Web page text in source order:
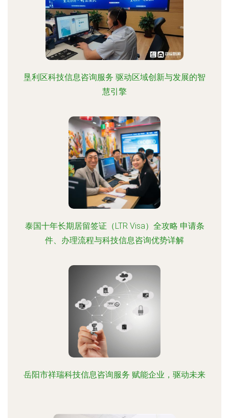
垦利区科技信息咨询服务 驱动区域创新与发展的智
慧引擎
泰国十年长期居留签证（LTR Visa）全攻略 申请条
件、办理流程与科技信息咨询优势详解
岳阳市祥瑞科技信息咨询服务 赋能企业，驱动未来